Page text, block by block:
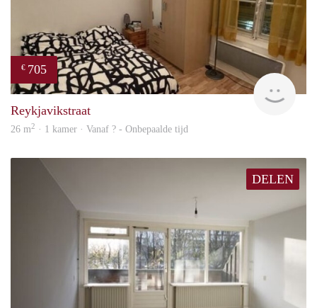
€ 705
Reykjavikstraat
26 m2 · 1 kamer · Vanaf ? - Onbepaalde tijd
DELEN